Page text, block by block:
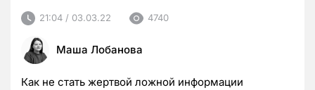
21:04 / 03.03.22 4740
Маша Лобанова
Как не стать жертвой ложной информации